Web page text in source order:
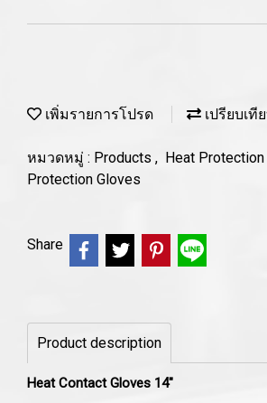
เพิ่มรายการโปรด เปรียบเที
หมวดหมู่ : Products , Heat
Protection Gloves
Share
Product description
Heat Contact Gloves 14"